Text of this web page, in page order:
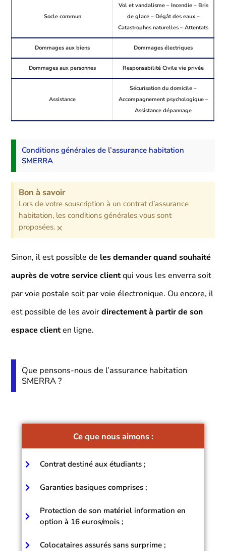
Socle commun
Vol et vandalisme – Incendie – Bris
de glace – Dégât des eaux –
Catastrophes naturelles – Attentats
Dommages aux biens Dommages électriques
Dommages aux personnes Responsabilité Civile vie privée
Assistance
Sécurisation du domicile –
Accompagnement psychologique –
Assistance dépannage
Conditions générales de l’assurance habitation
SMERRA
Bon à savoir
Lors de votre souscription à un contrat d’assurance
habitation, les conditions générales vous sont
proposées. ×
Sinon, il est possible de les demander quand souhaité
auprès de votre service clientqui vous les enverra soit
par voie postale soit par voie électronique. Ou encore, il
est possible de les avoirdirectement à partir de son
espace clienten ligne.
Que pensons-nous de l’assurance habitation
SMERRA ?
Ce que nous aimons :
Contrat destiné aux étudiants ;
Garanties basiques comprises ;
Protection de son matériel information en
option à 16 euros/mois ;
Colocataires assurés sans surprime ;